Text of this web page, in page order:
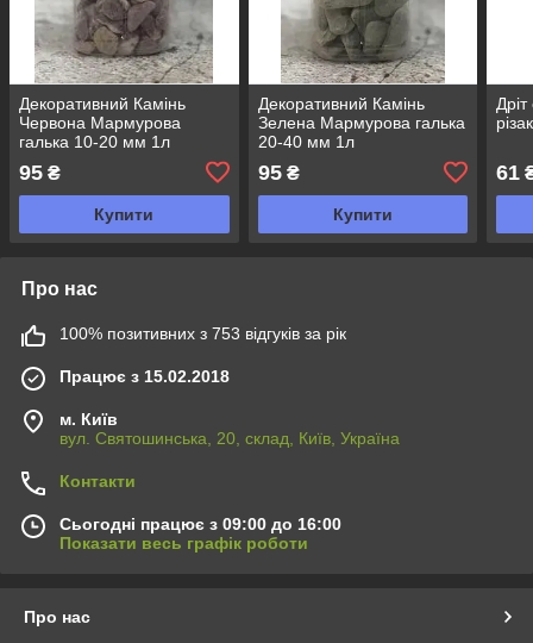
Декоративний Камінь
Червона Мармурова
галька 10-20 мм 1л
95 ₴
Купити
Декоративний Камінь
Зелена Мармурова галька
20-40 мм 1л
95₴
Купити
61
Про нас
100% позитивних з 753 відгуків за рік
Працює з 15.02.2018
м. Київ
вул. Святошинська, 20, склад, Київ, Україна
Контакти
Сьогодні працює з 09:00 до 16:00
Показати весь графік роботи
Про нас